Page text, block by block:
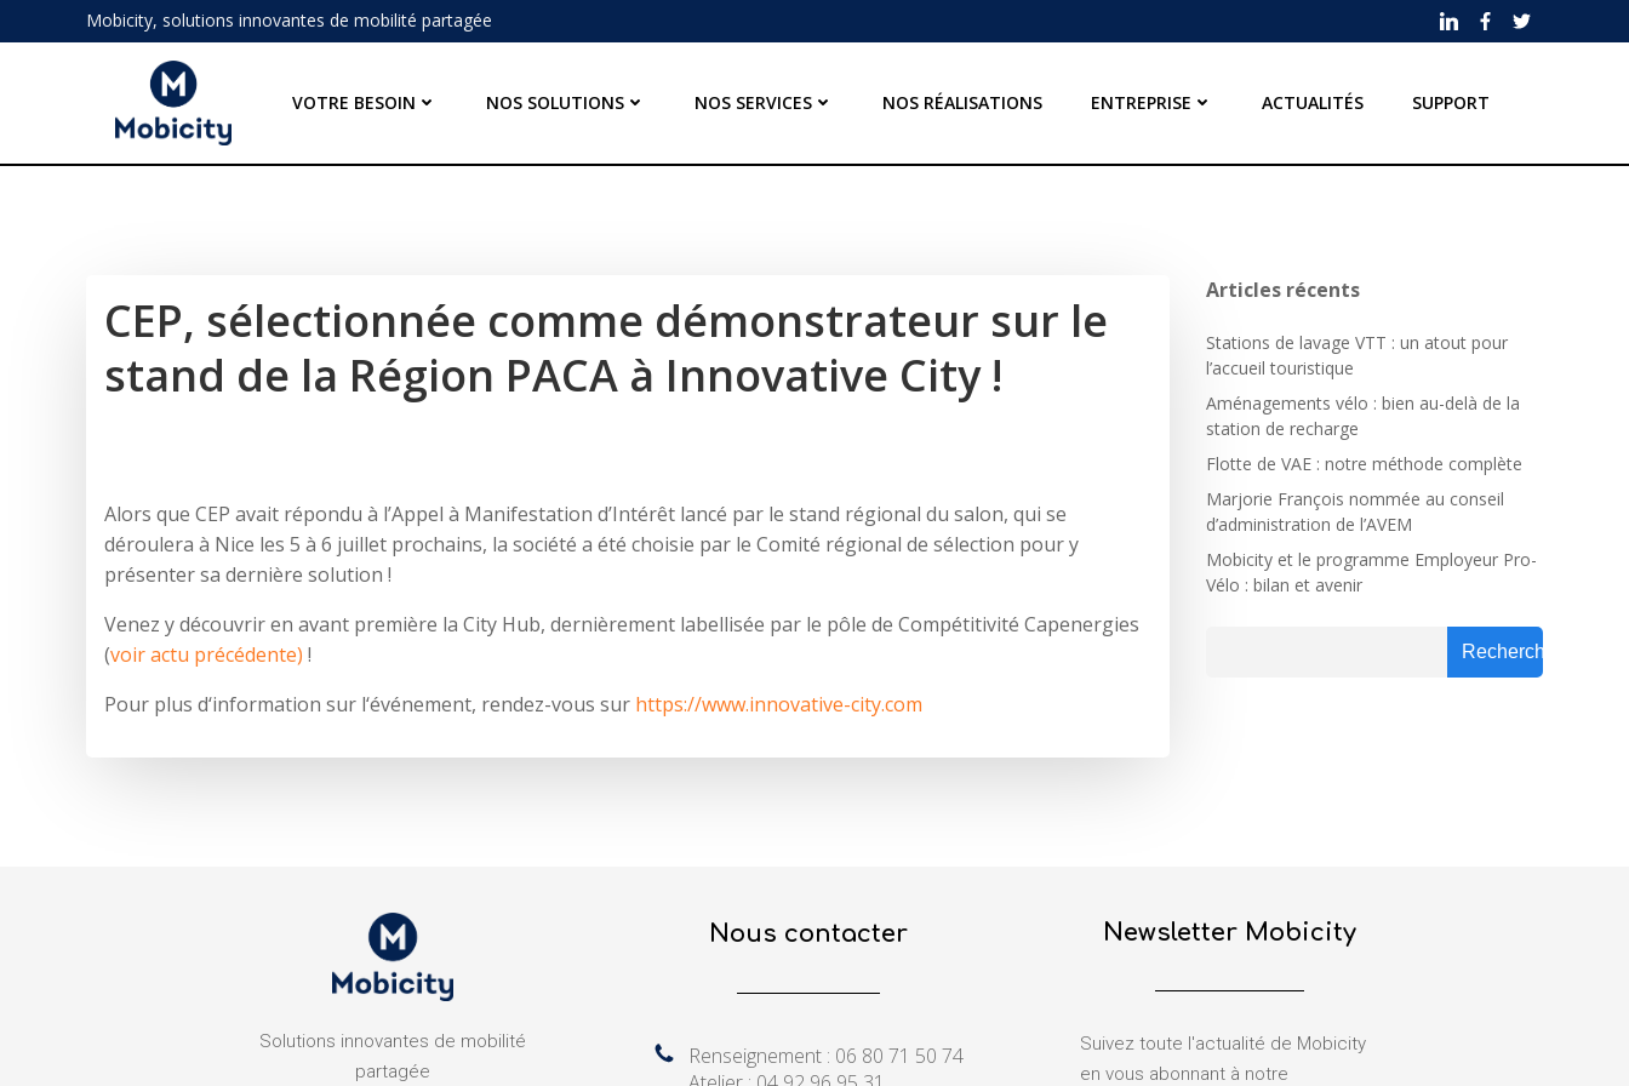
au
Mobicity, solutions innovantes de mobilité partagée
VOTRE BESOIN NOS SOLUTIONS NOS SERVICES NOS RÉALISATIONS ENTREPRISE ACTUALITÉS SUPPORT
CEP, sélectionnée comme démonstrateur sur le
stand de la Région PACA à Innovative City !
Alors que CEP avait répondu à l’Appel à Manifestation d’Intérêt lancé par le stand régional du salon, qui se
déroulera à Nice les 5 à 6 juillet prochains, la société a été choisie par le Comité régional de sélection pour y
présenter sa dernière solution !
Venez y découvrir en avant première la City Hub, dernièrement labellisée par le pôle de Compétitivité Capenergies
(voir actu précédente) !
Pour plus d‘information sur l‘événement, rendez-vous sur https://www.innovative-city.com
Articles récents
Stations de lavage VTT : un atout pour
l’accueil touristique
Aménagements vélo : bien au-delà de la
station de recharge
Flotte de VAE : notre méthode complète
Marjorie François nommée au conseil
d’administration de l’AVEM
Mobicity et le programme Employeur Pro-
Vélo : bilan et avenir
Rechercher
Solutions innovantes de mobilité
partagée
Nous contacter
Renseignement : 06 80 71 50 74
Newsletter Mobicity
Suivez toute l'actualité de Mobicity
en vous abonnant à notre